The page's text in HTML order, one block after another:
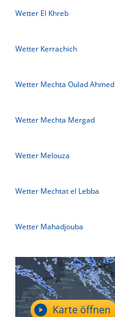
Wetter El Khreb
Wetter Kerrachich
Wetter Mechta Oulad Ahmed
Wetter Mechta Mergad
Wetter Melouza
Wetter Mechtat el Lebba
Wetter Mahadjouba
Karte öffnen